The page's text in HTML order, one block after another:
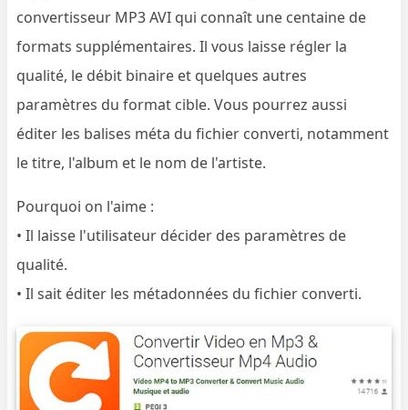
convertisseur MP3 AVI qui connaît une centaine de
formats supplémentaires. Il vous laisse régler la
qualité, le débit binaire et quelques autres
paramètres du format cible. Vous pourrez aussi
éditer les balises méta du fichier converti, notamment
le titre, l'album et le nom de l'artiste.
Pourquoi on l'aime :
• Il laisse l'utilisateur décider des paramètres de
qualité.
• Il sait éditer les métadonnées du fichier converti.